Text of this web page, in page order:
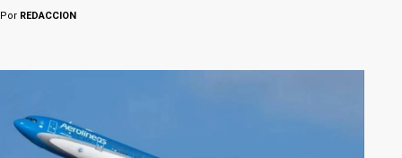
Por REDACCION